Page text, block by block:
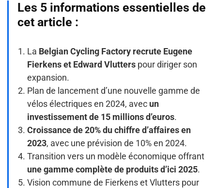
Les 5 informations essentielles de
cet article :
La Belgian Cycling Factory recrute Eugene
Fierkens et Edward Vlutters pour diriger son
expansion.
Plan de lancement d’une nouvelle gamme de
vélos électriques en 2024, avec un
investissement de 15 millions d’euros.
Croissance de 20% du chiffre d’affaires en
2023, avec une prévision de 10% en 2024.
Transition vers un modèle économique offrant
une gamme complète de produits d’ici 2025.
Vision commune de Fierkens et Vlutters pour